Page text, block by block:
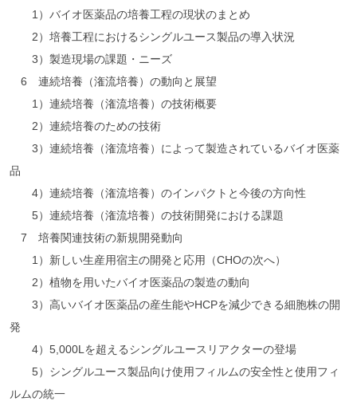
1）バイオ医薬品の培養工程の現状のまとめ
2）培養工程におけるシングルユース製品の導入状況
3）製造現場の課題・ニーズ
6 連続培養（潅流培養）の動向と展望
1）連続培養（潅流培養）の技術概要
2）連続培養のための技術
3）連続培養（潅流培養）によって製造されているバイオ医薬
品
4）連続培養（潅流培養）のインパクトと今後の方向性
5）連続培養（潅流培養）の技術開発における課題
7 培養関連技術の新規開発動向
1）新しい生産用宿主の開発と応用（CHOの次へ）
2）植物を用いたバイオ医薬品の製造の動向
3）高いバイオ医薬品の産生能やHCPを減少できる細胞株の開
発
4）5,000Lを超えるシングルユースリアクターの登場
5）シングルユース製品向け使用フィルムの安全性と使用フィ
ルムの統一